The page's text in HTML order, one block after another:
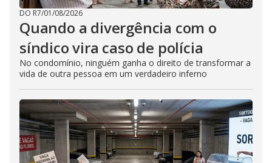
DO R7/01/08/2026
Quando a divergência com o
síndico vira caso de polícia
No condomínio, ninguém ganha o direito de transformar a
vida de outra pessoa em um verdadeiro inferno